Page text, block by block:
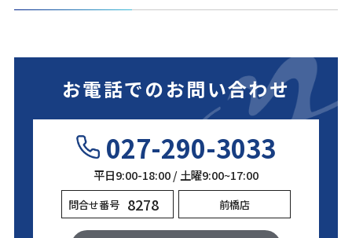
お電話でのお問い合わせ
027-290-3033
平日9:00-18:00 / 土曜9:00~17:00
問合せ番号 8278 前橋店